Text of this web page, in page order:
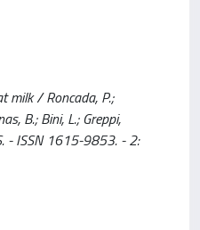
milk / Roncada, P.;
B.; Bini, L.; Greppi,
- ISSN 1615-9853. - 2: